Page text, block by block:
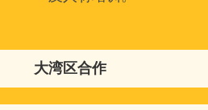
大湾区合作